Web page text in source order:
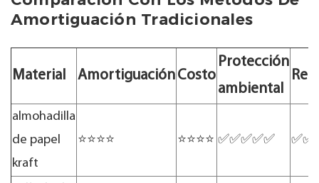
Amortiguación Tradicionales
Material AmortiguaciónCosto
Protección
ambiental
almohadilla
de papel
kraft
⭐⭐⭐⭐ ⭐⭐⭐⭐ ✅✅✅✅✅